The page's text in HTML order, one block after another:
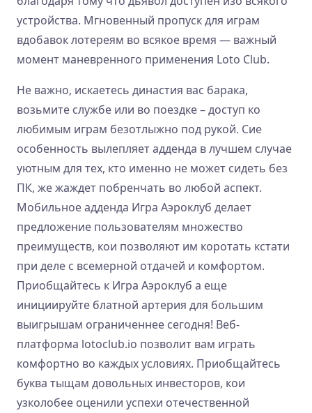
устройства. Мгновенный пропуск для играм
вдобавок лотереям во всякое время — важный
момент маневренного применения Loto Club.
Не важно, искаетесь династия вас барака,
возьмите службе или во поездке – доступ ко
любимым играм безотлыжно под рукой. Сие
особенность вылепляет адденда в лучшем случае
уютным для тех, кто именно не может сидеть без
ПК, же жаждет побренчать во любой аспект.
Мобильное адденда Игра Аэроклуб делает
предложение пользователям множество
преимуществ, кои позволяют им коротать кстати
при деле с всемерной отдачей и комфортом.
Приобщайтесь к Игра Аэроклуб а еще
инициируйте блатной артерия для большим
выигрышам ограниченнее сегодня! Веб-
платформа lotoclub.io позволит вам играть
комфортно во каждых условиях. Приобщайтесь
буква тыщам довольных инвесторов, кои
узколобее оценили успехи отечественной